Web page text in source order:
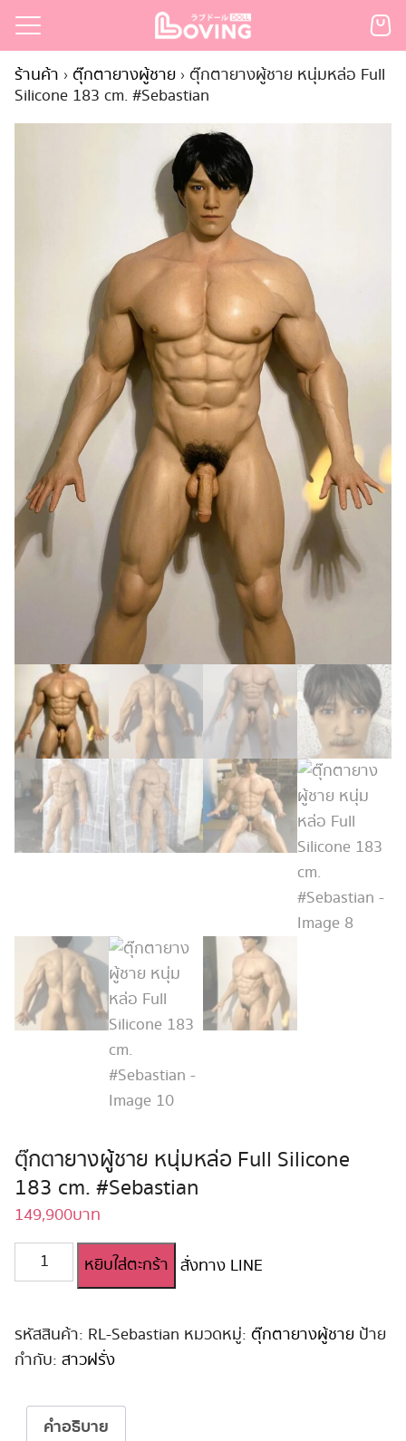
Skip
content
ก
for:
ร้านค้า › ตุ๊กตายางผู้ชาย › ตุ๊กตายางผู้ชาย หนุ่มหล่อ Full
Silicone 183 cm. #Sebastian
ตุ๊กตายางผู้ชาย หนุ่มหล่อ Full Silicone
183 cm. #Sebastian
149,900บาท
จำนวน
ตุ๊กตา
หนุ่ม
หล่อ
หยิบใส่ตะกร้า สั่งทาง LINE
รหัสสินค้า: RL-Sebastian หมวดหมู่: ตุ๊กตายางผู้ชาย ป้าย
กำกับ: สาวฝรั่ง
คำอธิบาย